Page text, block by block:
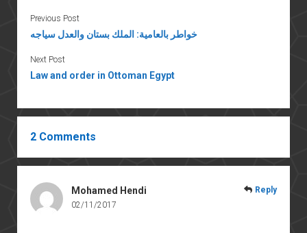
Previous Post
خواطر بالعامية: الملك بستان والعدل سياجه
Next Post
Law and order in Ottoman Egypt
2 Comments
Mohamed Hendi
02/11/2017
Reply